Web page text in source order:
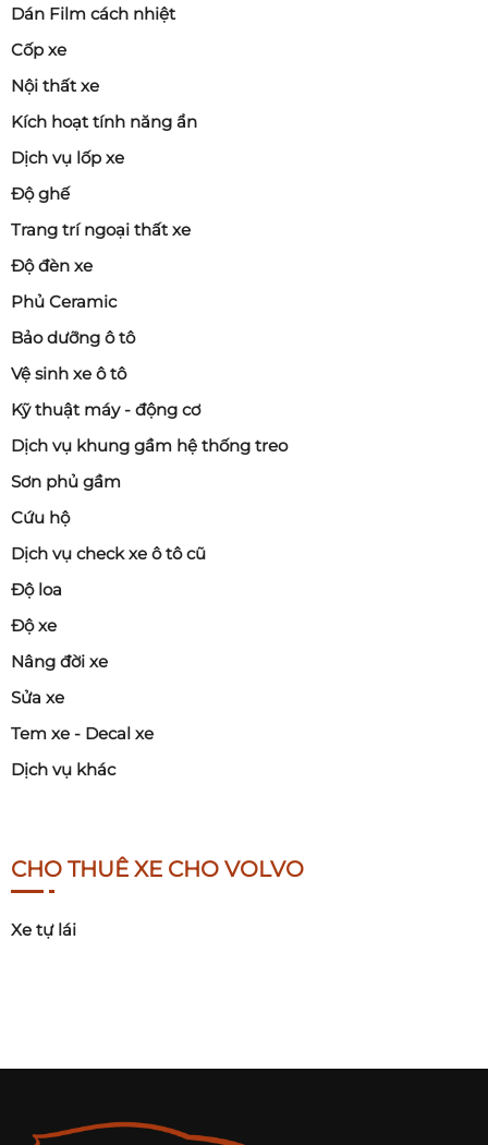
Dán Film cách nhiệt
Cốp xe
Nội thất xe
Kích hoạt tính năng ẩn
Dịch vụ lốp xe
Độ ghế
Trang trí ngoại thất xe
Độ đèn xe
Phủ Ceramic
Bảo dưỡng ô tô
Vệ sinh xe ô tô
Kỹ thuật máy - động cơ
Dịch vụ khung gầm hệ thống treo
Sơn phủ gầm
Cứu hộ
Dịch vụ check xe ô tô cũ
Độ loa
Độ xe
Nâng đời xe
Sửa xe
Tem xe - Decal xe
Dịch vụ khác
CHO THUÊ XE CHO VOLVO
Xe tự lái